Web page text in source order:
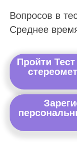
Вопросов в
Среднее
Пройти